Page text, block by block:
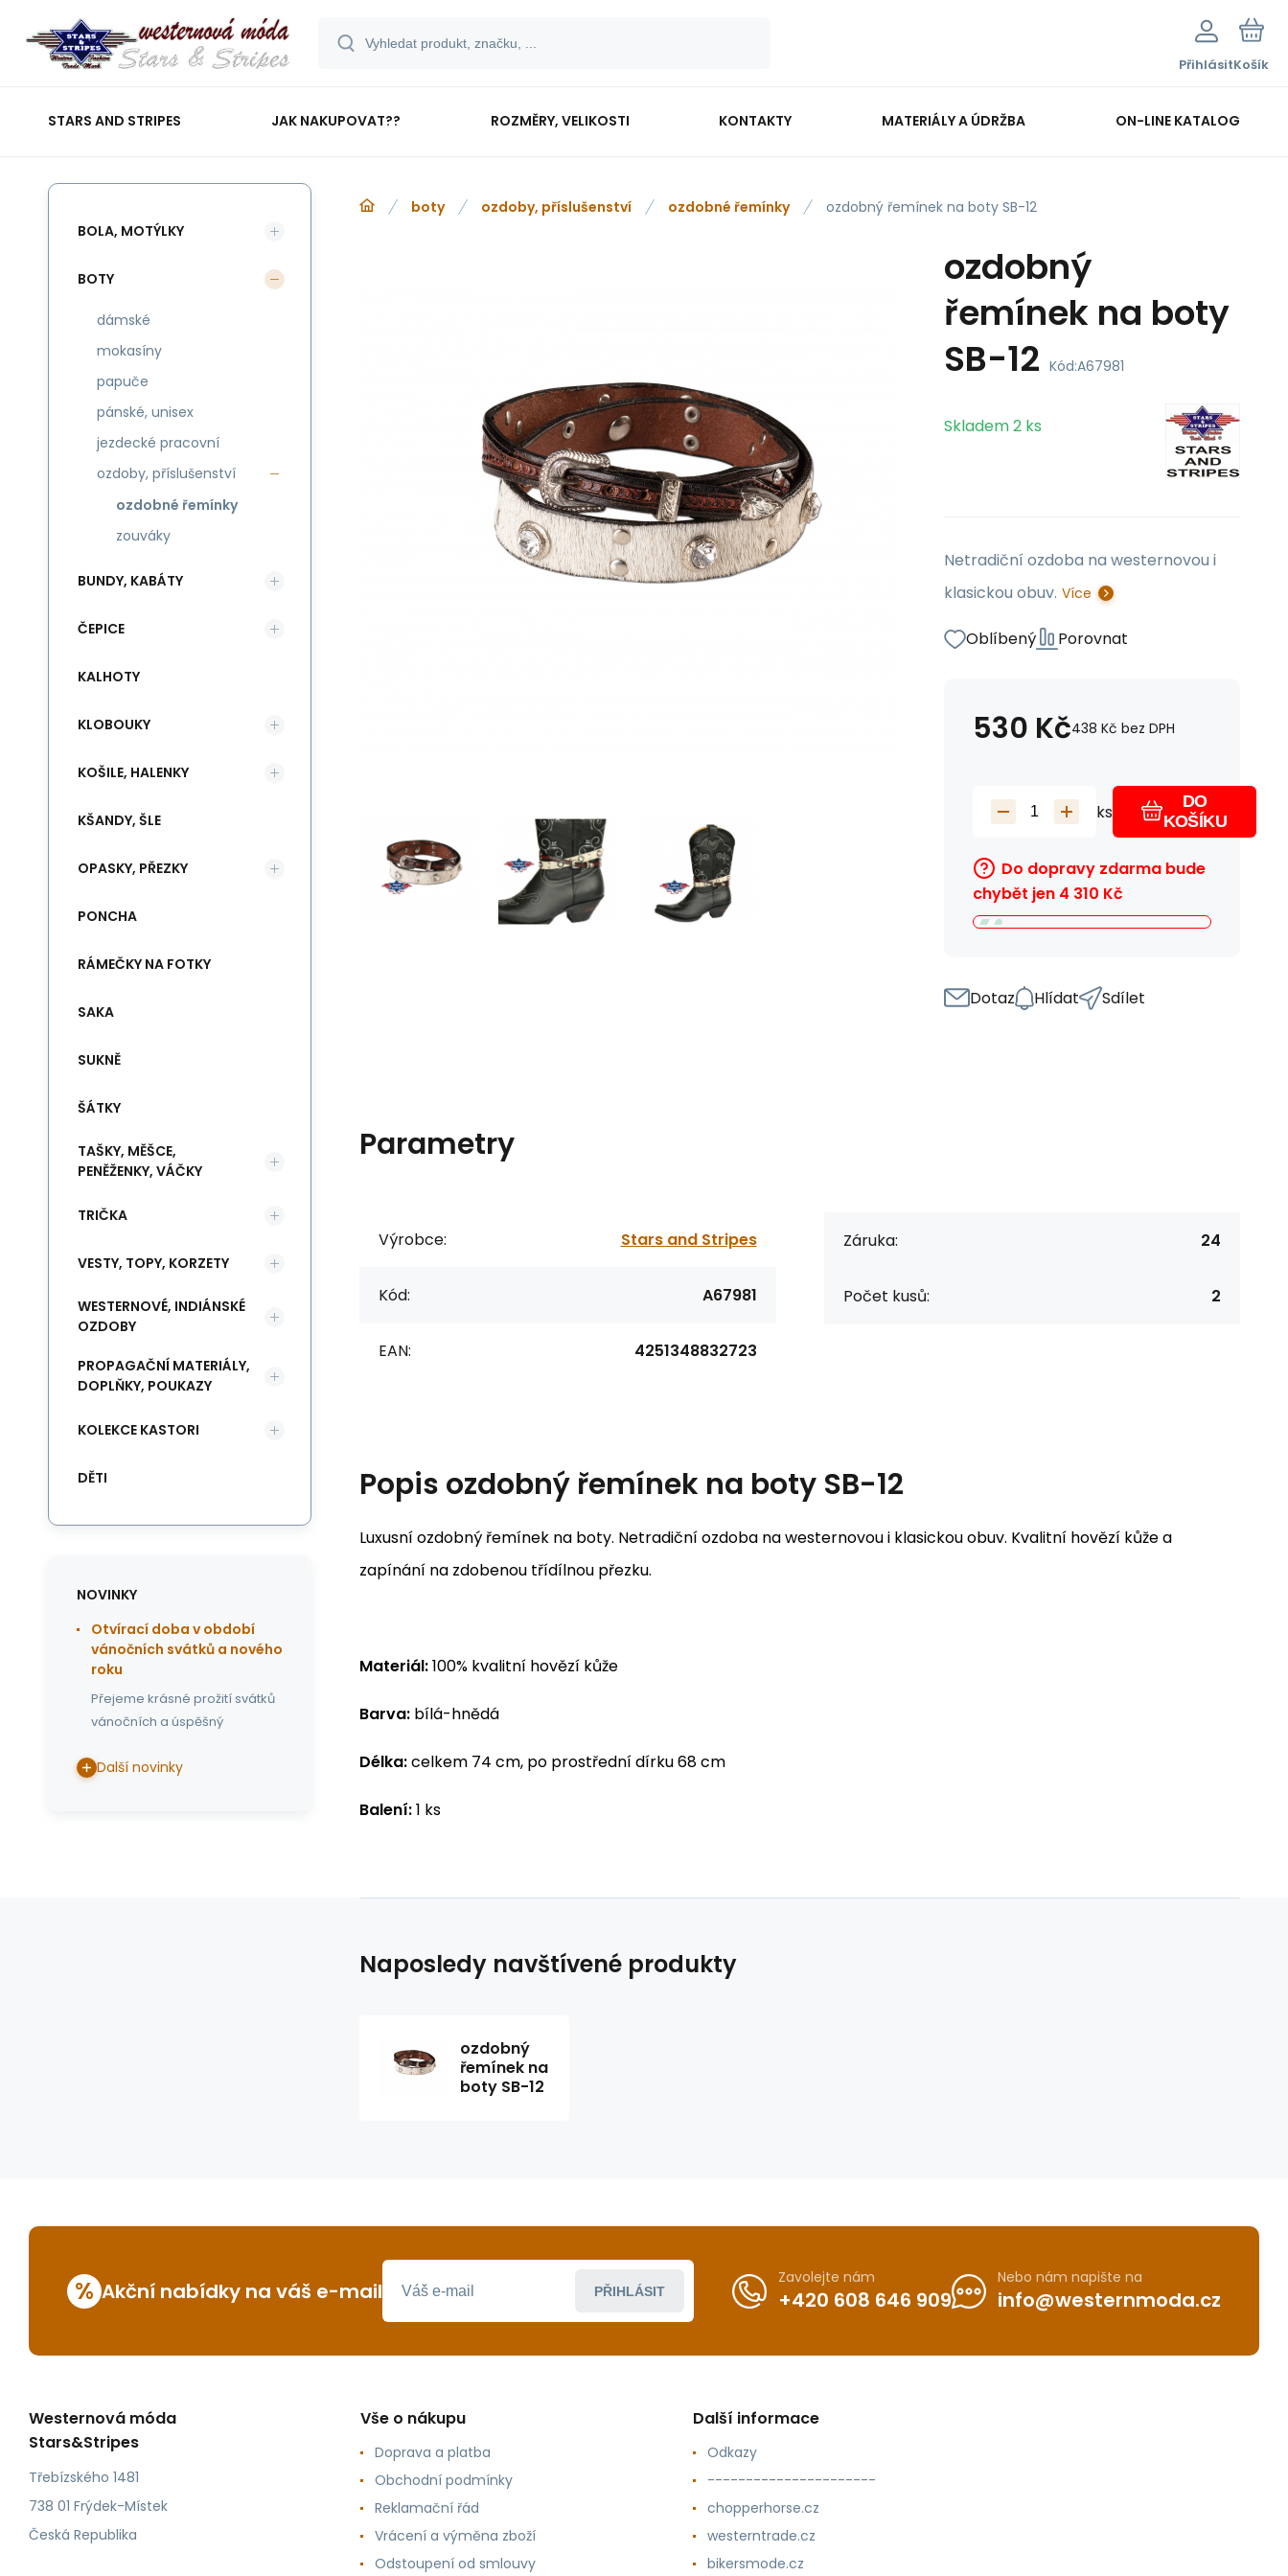
PřihlásitKošík
STARS AND STRIPES JAK NAKUPOVAT?? ROZMĚRY, VELIKOSTI KONTAKTY MATERIÁLY A ÚDRŽBA ON-LINE KATALOG
boty ozdoby, příslušenství ozdobné řemínky ozdobný řemínek na boty SB-12
ozdobný
řemínek na boty
SB-12 Kód:A67981
Skladem2 ks
Netradiční ozdoba na westernovou i
klasickou obuv. Více
Oblíbený Porovnat
530 Kč438 Kč bez DPH
ks
DO
KOŠÍKU
Do dopravy zdarma bude
chybět jen 4 310 Kč
Dotaz Hlídat Sdílet
Parametry
Výrobce: Stars and Stripes
Kód: A67981
EAN: 4251348832723
Záruka: 24
Počet kusů: 2
Popis ozdobný řemínek na boty SB-12
Luxusní ozdobný řemínek na boty. Netradiční ozdoba na westernovou i klasickou obuv. Kvalitní hovězí kůže a
zapínání na zdobenou třídílnou přezku.
Materiál:100% kvalitní hovězí kůže
Barva: bílá-hnědá
Délka:celkem 74 cm, po prostřední dírku 68 cm
Balení:1 ks
BOLA, MOTÝLKY
BOTY
dámské
mokasíny
papuče
pánské, unisex
jezdecké pracovní
ozdoby, příslušenství
ozdobné řemínky
zouváky
BUNDY, KABÁTY
ČEPICE
KALHOTY
KLOBOUKY
KOŠILE, HALENKY
KŠANDY, ŠLE
OPASKY, PŘEZKY
PONCHA
RÁMEČKY NA FOTKY
SAKA
SUKNĚ
ŠÁTKY
TAŠKY, MĚŠCE,
PENĚŽENKY, VÁČKY
TRIČKA
VESTY, TOPY, KORZETY
WESTERNOVÉ, INDIÁNSKÉ
OZDOBY
PROPAGAČNÍ MATERIÁLY,
DOPLŇKY, POUKAZY
KOLEKCE KASTORI
DĚTI
NOVINKY
Otvírací doba v období
vánočních svátků a nového
roku
Přejeme krásné prožití svátků
vánočních a úspěšný
Další novinky
Naposledy navštívené produkty
ozdobný
řemínek na
boty SB-12
% Akční nabídky na váš e-mail PŘIHLÁSIT
Zavolejte nám
+420 608 646 909
Nebo nám napište na
info@westernmoda.cz
Westernová móda
Stars&Stripes
Třebízského 1481
738 01 Frýdek-Místek
Česká Republika
Vše o nákupu
Doprava a platba
Obchodní podmínky
Reklamační řád
Vrácení a výměna zboží
Odstoupení od smlouvy
Další informace
Odkazy
----------------------
chopperhorse.cz
westerntrade.cz
bikersmode.cz